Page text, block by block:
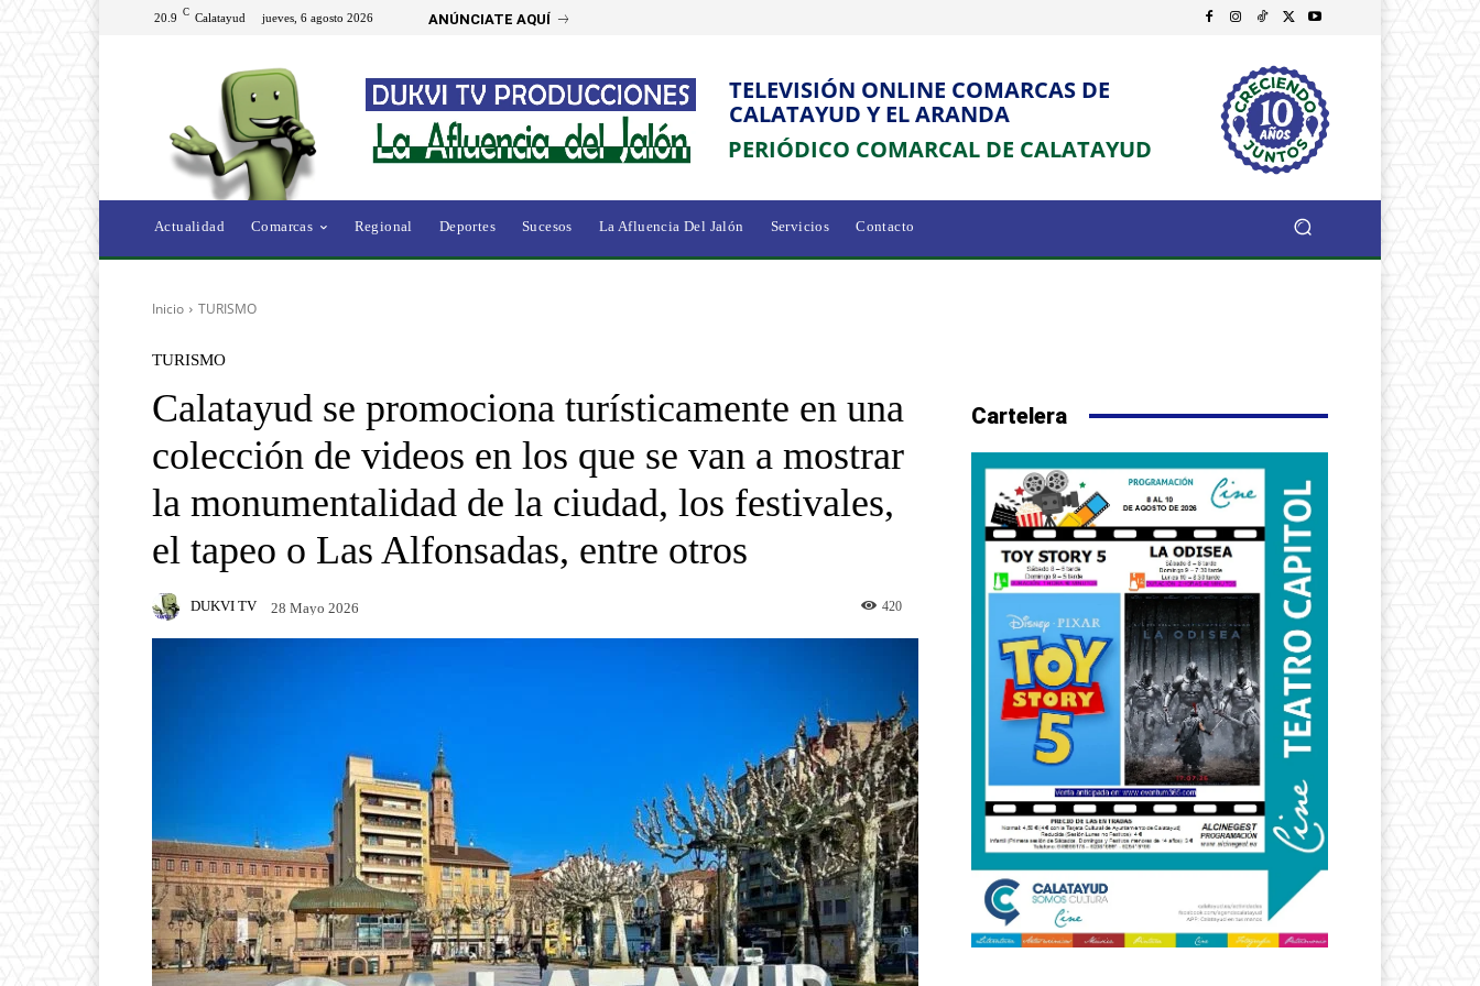
20.9 C Calatayud jueves, 6 agosto 2026 ANÚNCIATE AQUÍ
TELEVISIÓN ONLINE COMARCAS DE
CALATAYUD Y EL ARANDA
PERIÓDICO COMARCAL DE CALATAYUD
Actualidad Comarcas Regional Deportes Sucesos La Afluencia Del Jalón Servicios Contacto
Inicio TURISMO
TURISMO
Calatayud se promociona turísticamente en una
colección de videos en los que se van a mostrar
la monumentalidad de la ciudad, los festivales,
el tapeo o Las Alfonsadas, entre otros
DUKVI TV 28 Mayo 2026 420
Cartelera